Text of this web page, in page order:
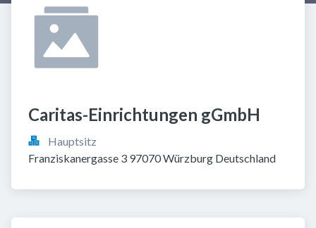
Caritas-Einrichtungen gGmbH
Hauptsitz
Franziskanergasse 3 97070 Würzburg Deutschland